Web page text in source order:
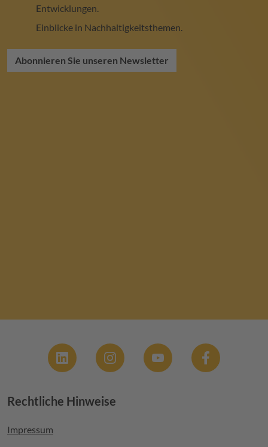
Entwicklungen.
Einblicke in Nachhaltigkeitsthemen.
Abonnieren Sie unseren Newsletter
Footer menu
Rechtliche Hinweise
Impressum
Social